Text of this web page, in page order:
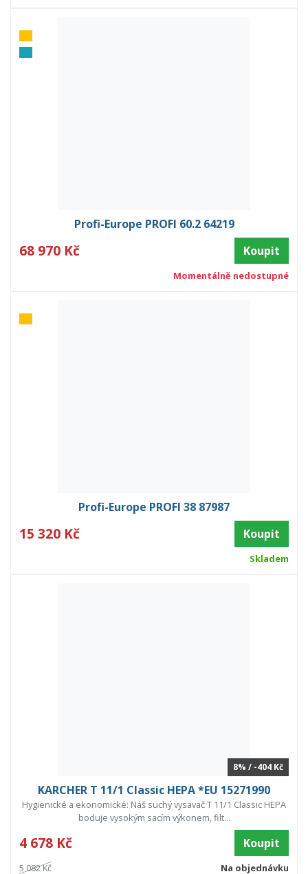
Profi-Europe PROFI 60.2 64219
68 970 Kč Koupit
Momentálně nedostupné
Profi-Europe PROFI 38 87987
15 320 Kč Koupit
Skladem
8% / -404 Kč
KARCHER T 11/1 Classic HEPA *EU 15271990
Hygienické a ekonomické: Náš suchý vysavač T 11/1 Classic HEPA
boduje vysokým sacím výkonem, filt...
4 678 Kč Koupit
5 082 Kč Na objednávku